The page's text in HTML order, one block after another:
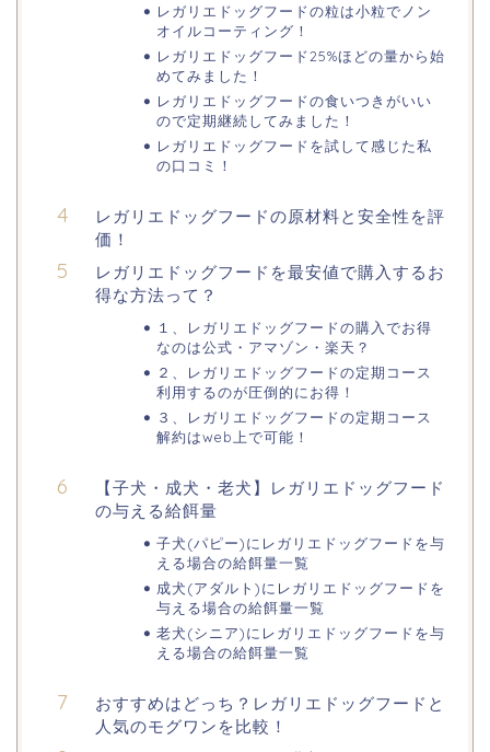
レガリエドッグフードの粒は小粒でノン
オイルコーティング！
レガリエドッグフード25%ほどの量から始
めてみました！
レガリエドッグフードの食いつきがいい
ので定期継続してみました！
レガリエドッグフードを試して感じた私
の口コミ！
レガリエドッグフードの原材料と安全性を評
価！
レガリエドッグフードを最安値で購入するお
得な方法って？
１、レガリエドッグフードの購入でお得
なのは公式・アマゾン・楽天？
２、レガリエドッグフードの定期コース
利用するのが圧倒的にお得！
３、レガリエドッグフードの定期コース
解約はweb上で可能！
【子犬・成犬・老犬】レガリエドッグフード
の与える給餌量
子犬(パピー)にレガリエドッグフードを与
える場合の給餌量一覧
成犬(アダルト)にレガリエドッグフードを
与える場合の給餌量一覧
老犬(シニア)にレガリエドッグフードを与
える場合の給餌量一覧
おすすめはどっち？レガリエドッグフードと
人気のモグワンを比較！